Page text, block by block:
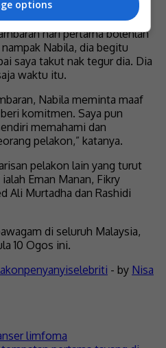
hari pertama bolehlah
Nabila, dia begitu
saya takut nak tegur dia. Dia
waktu itu.
Nabila meminta maaf
komitmen. Saya pun
memahami dan
pelakon,” katanya.
pelakon lain yang turut
Eman Manan, Fikry
Ali Murtadha dan Rashidi
di seluruh Malaysia,
10 Ogos ini.
penyanyiselebriti - by Nisa
limfoma
options